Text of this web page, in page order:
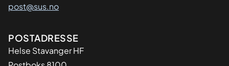
post@sus.no
Adresse
POSTADRESSE
Helse Stavanger HF